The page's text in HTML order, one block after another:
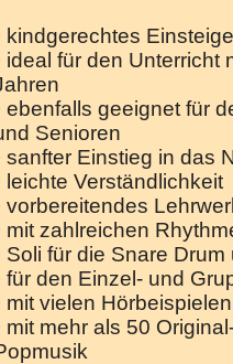
kindgerechtes
ideal für den Unterricht
ebenfalls geeignet für
Senioren
sanfter Einstieg in das
leichte Verständlichkeit
vorbereitendes
mit zahlreichen
Soli für die Snare
für den Einzel- und
mit vielen
mit mehr als 50